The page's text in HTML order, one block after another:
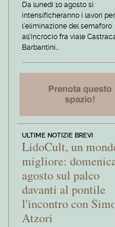
Da lunedì 10 agosto si
intensificheranno i lavori per
l'eliminazione del semaforo
all'incrocio fra viale
Barbantini…
ULTIME NOTIZIE BREVI
LidoCult, un
migliore:
agosto sul palco
davanti al pontile
l'incontro con
Atzori